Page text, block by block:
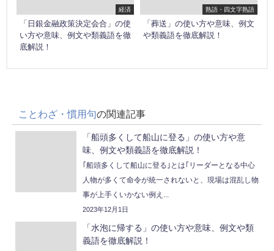
経済
「日銀金融政策決定会合」の使
い方や意味、例文や類義語を徹
底解説！
熟語・四文字熟語
「葬送」の使い方や意味、例文
や類義語を徹底解説！
ことわざ・慣用句の関連記事
「船頭多くして船山に登る」の使い方や意
味、例文や類義語を徹底解説！
｢船頭多くして船山に登る｣とは｢リーダーとなる中心
人物が多くて命令が統一されないと、現場は混乱し物
事が上手くいかない例え...
2023年12月1日
「水泡に帰する」の使い方や意味、例文や類
義語を徹底解説！